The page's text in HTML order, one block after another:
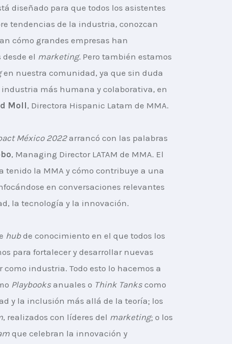
diseñado para que todos los asistentes
tendencias de la industria, conozcan
cómo grandes empresas han
el marketing. Pero también estamos
en nuestra comunidad, ya que sin duda
más humana y colaborativa, en
Moll, Directora Hispanic Latam de MMA.
México 2022 arrancó con las palabras
, Managing Director LATAM de MMA. El
la MMA y cómo contribuye a una
en conversaciones relevantes
la tecnología y la innovación.
hub de conocimiento en el que todos los
para fortalecer y desarrollar nuevas
industria. Todo esto lo hacemos a
Playbooks anuales o Think Tanks como
y la inclusión más allá de la teoría; los
, realizados con líderes del marketing; o los
que celebran la innovación y